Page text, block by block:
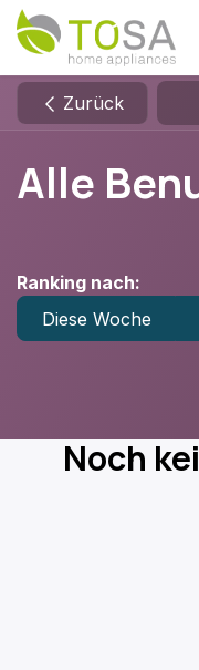
Zum Inhalt springen
Zurück
Alle
Ranking nach:
Diese Woche
Noch